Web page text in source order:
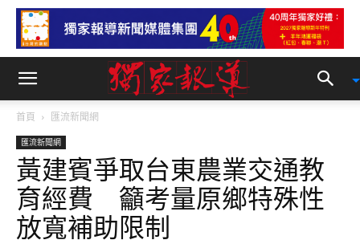
首頁 匯流新聞網
匯流新聞網
黃建賓爭取台東農業交通教
育經費 籲考量原鄉特殊性
放寬補助限制